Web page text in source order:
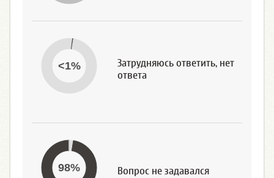
<1%
Затрудняюсь ответить, нет
ответа
98% Вопрос не задавался